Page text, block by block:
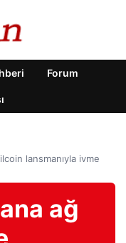
Forum
lansmanıyla ivme
ağ